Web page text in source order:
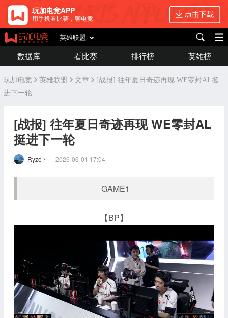
玩加电竞APP
用手机看比赛，聊电竞
英雄联盟
数据库 看比赛 排行榜 英雄榜
玩加电竞 英雄联盟 文章
[战报] 往年夏日奇迹再现 WE零封AL挺
进下一轮
[战报] 往年夏日奇迹再现 WE零封AL
挺进下一轮
Ryze丶 2026-06-01 17:04
GAME1
【BP】